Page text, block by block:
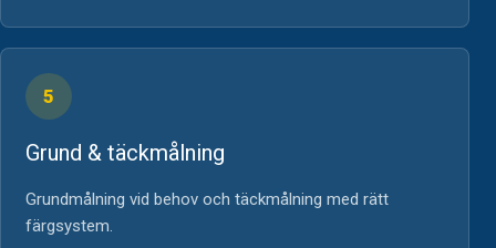
5
Grund & täckmålning
Grundmålning vid behov och täckmålning med rätt
färgsystem.